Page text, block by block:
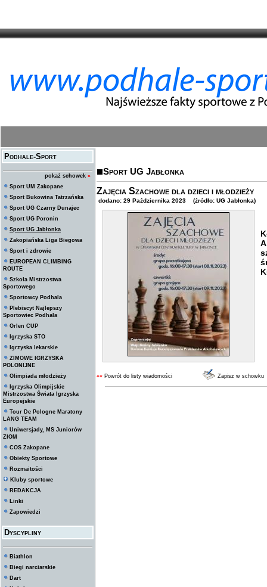
Podhale-Sport
pokaż schowek »
Sport UM Zakopane
Sport Bukowina Tatrzańska
Sport UG Czarny Dunajec
Sport UG Poronin
Sport UG Jabłonka
Zakopiańska Liga Biegowa
Sport i zdrowie
EUROPEAN CLIMBING
ROUTE
Szkoła Mistrzostwa
Sportowego
Sportowcy Podhala
Plebiscyt Najlepszy
Sportowiec Podhala
Orlen CUP
Igrzyska STO
Igrzyska lekarskie
ZIMOWE IGRZYSKA
POLONIJNE
Olimpiada młodzieży
Igrzyska Olimpijskie
Mistrzostwa Świata Igrzyska
Europejskie
Tour De Pologne Maratony
LANG TEAM
Uniwersjady, MS Juniorów
ZIOM
COS Zakopane
Obiekty Sportowe
Rozmaitości
Kluby sportowe
REDAKCJA
Linki
Zapowiedzi
Dyscypliny
Biathlon
Biegi narciarskie
Dart
Sport UG Jabłonka
Zajęcia Szachowe dla dzieci i młodzieży
dodano: 29 Października 2023 (źródło: UG Jabłonka)
«« Powrót do listy wiadomości Zapisz w schowku